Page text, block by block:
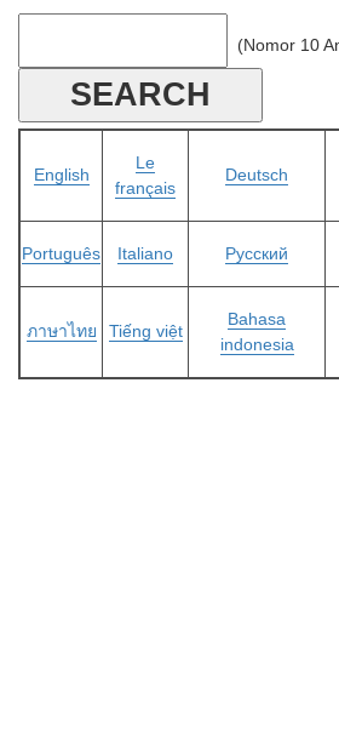
(Nomor 10
English
Le
français
Deutsch
Português Italiano Русский
ภาษาไทย Tiếng việt
Bahasa
indonesia